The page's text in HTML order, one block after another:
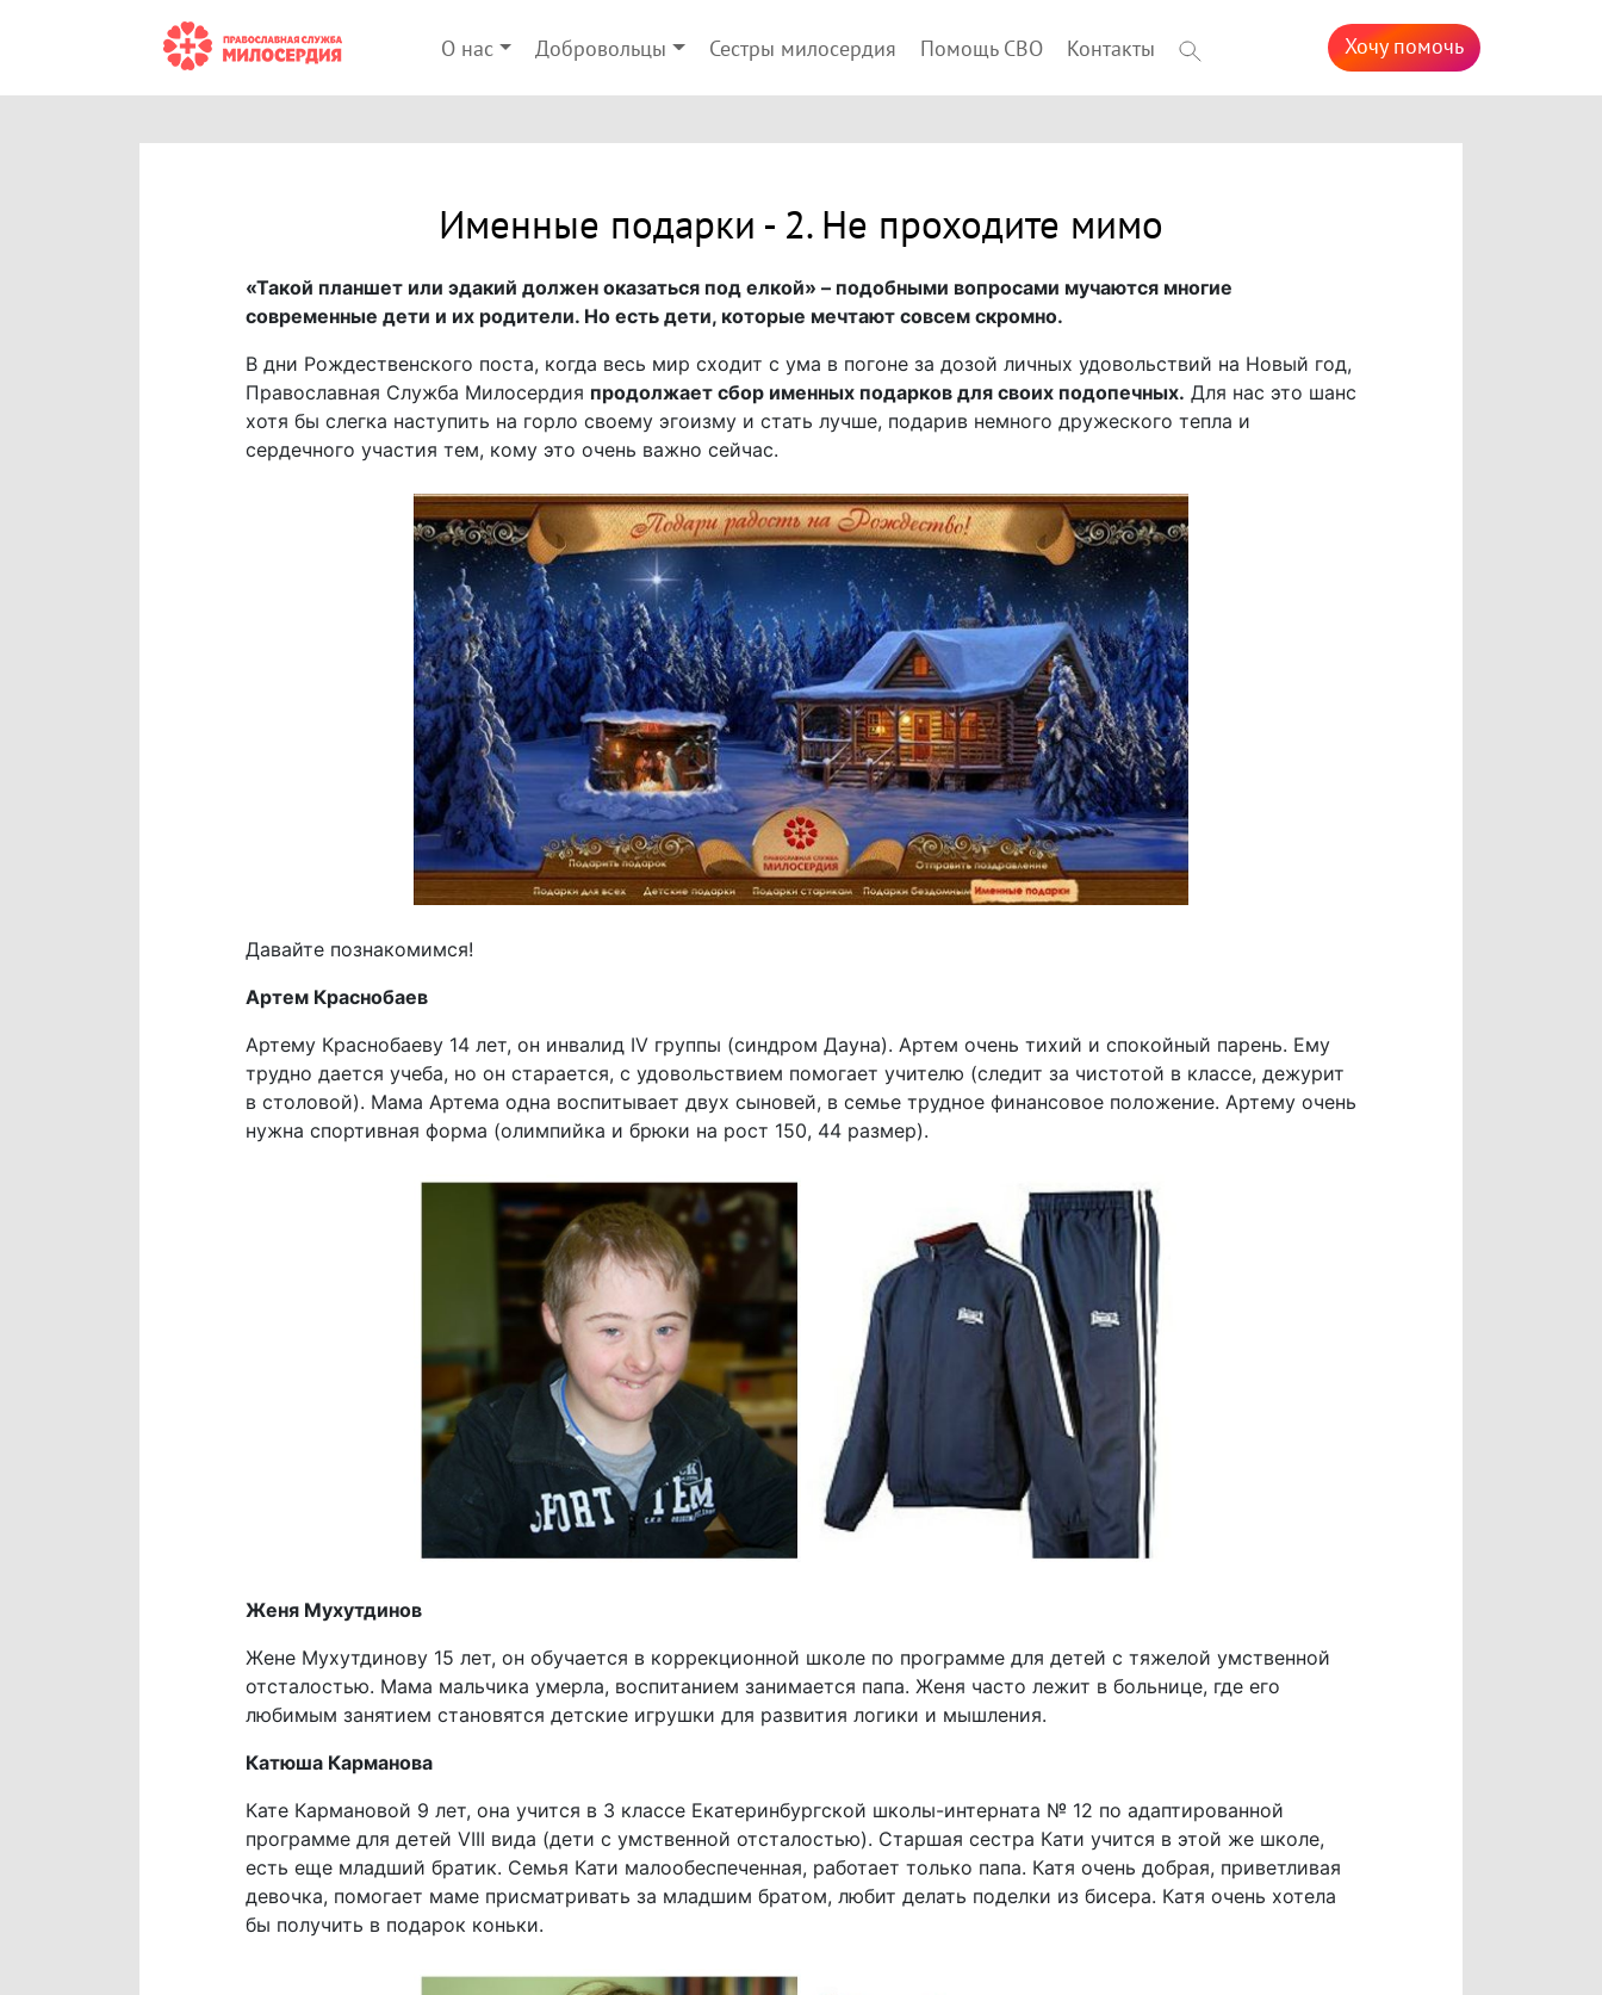
О нас Добровольцы Сестры милосердия Помощь СВО Контакты Хочу помочь
Именные подарки - 2. Не проходите мимо
«Такой планшет или эдакий должен оказаться под елкой» – подобными вопросами мучаются многие
современные дети и их родители. Но есть дети, которые мечтают совсем скромно.
В дни Рождественского поста, когда весь мир сходит с ума в погоне за дозой личных удовольствий на Новый год,
Православная Служба Милосердия продолжает сбор именных подарков для своих подопечных. Для нас это шанс
хотя бы слегка наступить на горло своему эгоизму и стать лучше, подарив немного дружеского тепла и
сердечного участия тем, кому это очень важно сейчас.
Давайте познакомимся!
Артем Краснобаев
Артему Краснобаеву 14 лет, он инвалид IV группы (синдром Дауна). Артем очень тихий и спокойный парень. Ему
трудно дается учеба, но он старается, с удовольствием помогает учителю (следит за чистотой в классе, дежурит
в столовой). Мама Артема одна воспитывает двух сыновей, в семье трудное финансовое положение. Артему очень
нужна спортивная форма (олимпийка и брюки на рост 150, 44 размер).
Женя Мухутдинов
Жене Мухутдинову 15 лет, он обучается в коррекционной школе по программе для детей с тяжелой умственной
отсталостью. Мама мальчика умерла, воспитанием занимается папа. Женя часто лежит в больнице, где его
любимым занятием становятся детские игрушки для развития логики и мышления.
Катюша Карманова
Кате Кармановой 9 лет, она учится в 3 классе Екатеринбургской школы-интерната № 12 по адаптированной
программе для детей VIII вида (дети с умственной отсталостью). Старшая сестра Кати учится в этой же школе,
есть еще младший братик. Семья Кати малообеспеченная, работает только папа. Катя очень добрая, приветливая
девочка, помогает маме присматривать за младшим братом, любит делать поделки из бисера. Катя очень хотела
бы получить в подарок коньки.